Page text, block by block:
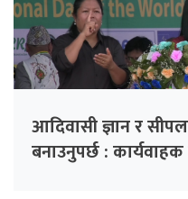
आदिवासी ज्ञान र
बनाउनुपर्छ :